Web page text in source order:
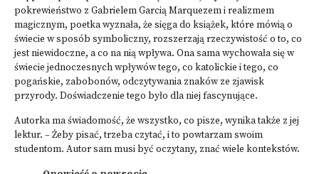
pokrewieństwo z Gabrielem Garcią Marquezem i realizmem
magicznym, poetka wyznała, że sięga do książek, które mówią o
świecie w sposób symboliczny, rozszerzają rzeczywistość o to, co
jest niewidoczne, a co na nią wpływa. Ona sama wychowała się w
świecie jednoczesnych wpływów tego, co katolickie i tego, co
pogańskie, zabobonów, odczytywania znaków ze zjawisk
przyrody. Doświadczenie tego było dla niej fascynujące.
Autorka ma świadomość, że wszystko, co pisze, wynika także z jej
lektur. – Żeby pisać, trzeba czytać, i to powtarzam swoim
studentom. Autor sam musi być oczytany, znać wiele kontekstów.